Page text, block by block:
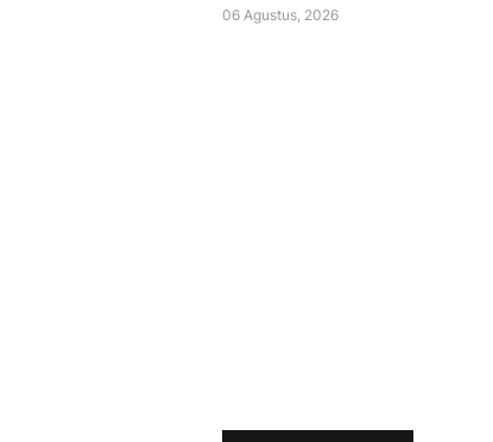
06 Agustus, 2026